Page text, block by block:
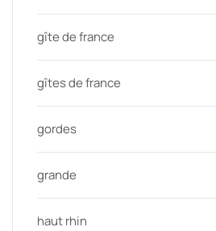
gîte de france
gîtes de france
gordes
grande
haut rhin